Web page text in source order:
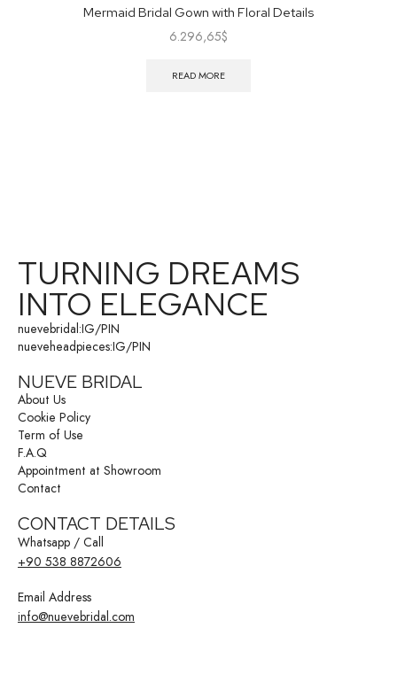
Mermaid Bridal Gown with Floral Details
6.296,65$
READ MORE
TURNING DREAMS
INTO ELEGANCE
nuevebridal:IG/PIN
nueveheadpieces:IG/PIN
NUEVE BRIDAL
About Us
Cookie Policy
Term of Use
F.A.Q
Appointment at Showroom
Contact
CONTACT DETAILS
Whatsapp / Call
+90 538 8872606
Email Address
info@nuevebridal.com